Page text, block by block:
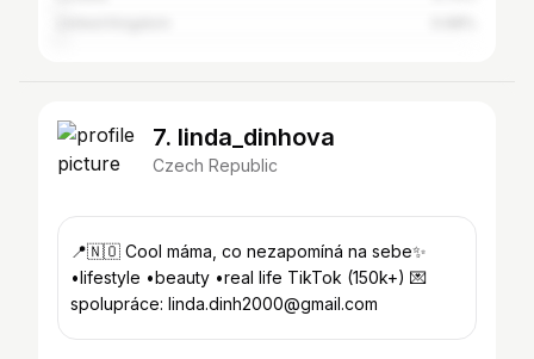
7. linda_dinhova
Czech Republic
📍🇳🇴 Cool máma, co nezapomíná na sebe✨
•lifestyle •beauty •real life TikTok (150k+) 💌
spolupráce: linda.dinh2000@gmail.com